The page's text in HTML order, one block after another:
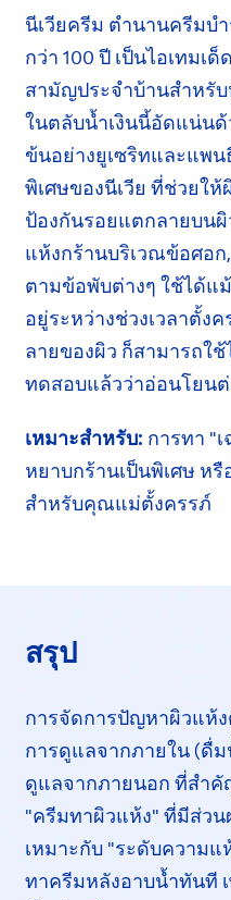
นีเวียครีม ตำนานครีมบ
กว่า 100 ปี เป็นไอเทมเด็ด
สามัญประจำบ้านสำหรับ
ในตลับน้ำเงินนี้อัดแน่นด้
ข้นอย่างยูเซริทและแพน
พิเศษของนีเวีย ที่ช่วยให้
ป้องกันรอยแตกลายบน
แห้งกร้านบริเวณข้อศอก,
ตามข้อพับต่างๆ ใช้ได้แ
อยู่ระหว่างช่วงเวลาตั้งค
ลายของผิว ก็สามารถใช้
ทดสอบแล้วว่าอ่อนโยน
เหมาะสำหรับ: การทา "
หยาบกร้านเป็นพิเศษ หรื
สำหรับคุณแม่ตั้งครรภ์
สรุป
การจัดการปัญหาผิวแห้ง
การดูแลจากภายใน (ดื่ม
ดูแลจากภายนอก ที่สำคั
"ครีมทาผิวแห้ง" ที่มีส่วน
เหมาะกับ "ระดับความ
ทาครีมหลังอาบน้ำทันที